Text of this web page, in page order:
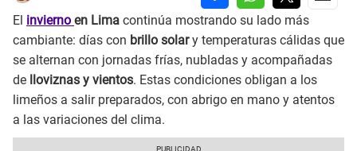
El invierno en Lima continúa mostrando su lado más
cambiante: días con brillo solary temperaturas cálidas que
se alternan con jornadas frías, nubladas y acompañadas
de
lloviznas y vientos. Estas condiciones obligan a los
limeños a salir preparados, con abrigo en mano y atentos
a las variaciones del clima.